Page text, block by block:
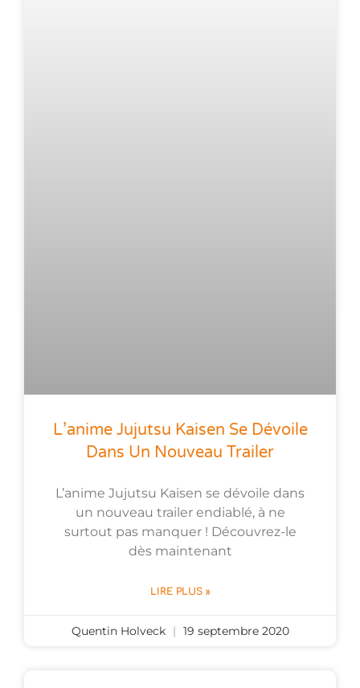
L’anime Jujutsu Kaisen Se Dévoile
Dans Un Nouveau Trailer
L’anime Jujutsu Kaisen se dévoile dans
un nouveau trailer endiablé, à ne
surtout pas manquer ! Découvrez-le
dès maintenant
LIRE PLUS »
Quentin Holveck 19 septembre 2020